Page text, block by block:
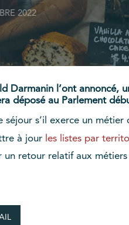
2022
Darmanin l’ont annoncé,
déposé au Parlement
s’il exerce un
à jour les listes par
retour relatif aux